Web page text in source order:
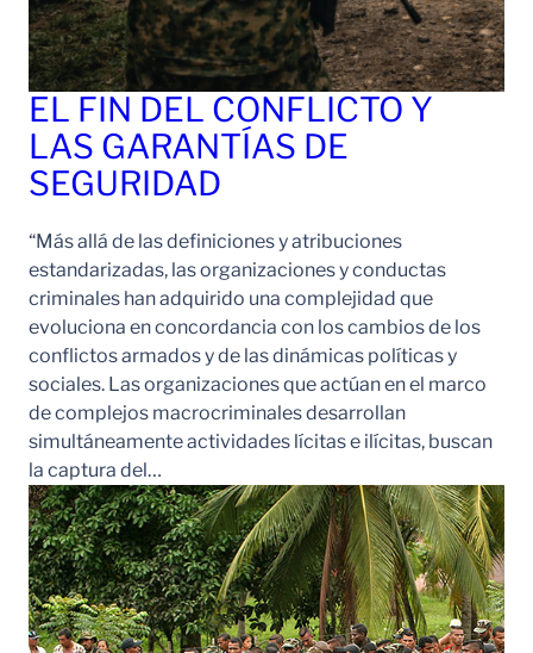
EL FIN DEL CONFLICTO Y
LAS GARANTÍAS DE
SEGURIDAD
“Más allá de las definiciones y atribuciones
estandarizadas, las organizaciones y conductas
criminales han adquirido una complejidad que
evoluciona en concordancia con los cambios de los
conflictos armados y de las dinámicas políticas y
sociales. Las organizaciones que actúan en el marco
de complejos macrocriminales desarrollan
simultáneamente actividades lícitas e ilícitas, buscan
la captura del…